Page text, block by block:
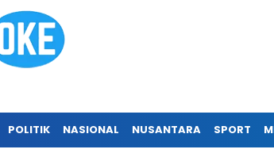
POLITIK NASIONAL NUSANTARA SPORT